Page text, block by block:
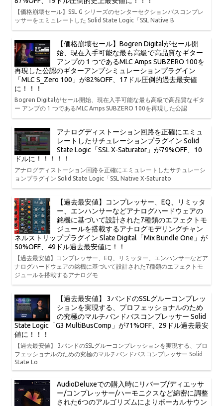
【価格崩壊セール】SSL G シリーズのセンターセクションバスコンプレ
ッサーをエミュレートした Solid State Logic「SSL Native B
【価格崩壊セール】Bogren Digitalがセール開
始、現在入手可能な最も高級で高品質なギター
アンプの 1 つであるMLC Amps SUBZERO 100を
再現した公認のギターアンプシミュレーションプラグイン
「MLC S_Zero 100」が82%OFF、17ドル圧倒的過去最安値
に！！！
Bogren Digitalがセール開始、現在入手可能な最も高級で高品質なギタ
ー アンプの 1 つであるMLC Amps SUBZERO 100を再現した公認
アナログディストーション回路を正確にエミュ
レートしたサチュレーションプラグイン Solid
State Logic「SSL X-Saturator」が79%OFF、10
ドルに！！！！！
アナログディストーション回路を正確にエミュレートしたサチュレーシ
ョンプラグイン Solid State Logic「SSL Native X-Saturato
【過去最安値】コンプレッサー、EQ、リミッタ
ー、エンハンサーなどアナログハードウェアの
銘機に基づいて設計された7種類のエフェクトモ
ジュールを搭載するアナログモデリングチャン
ネルストリッププラグイン Slate Digital「Mix Bundle One」が
50%OFF、49ドル過去最安値に！！
【過去最安値】コンプレッサー、EQ、リミッター、エンハンサーなどア
ナログハードウェアの銘機に基づいて設計された7種類のエフェクトモ
ジュールを搭載するアナログモ
【過去最安値】 3バンドのSSLグルーコンプレッ
ションを実現する、プロフェッショナルのため
の究極のマルチバンドバスコンプレッサー Solid
State Logic「G3 MultiBusComp」が71%OFF、29ドル過去最安
値に！！！
【過去最安値】 3バンドのSSLグルーコンプレッションを実現する、プロ
フェッショナルのための究極のマルチバンドバスコンプレッサー Solid
State Lo
AudioDeluxeでの購入時にリバーブ/ディエッサ
ー/コンプレッサー/ハーモニクスなど綿密に調整
された6つのアルゴリズムによりボーカルサウン